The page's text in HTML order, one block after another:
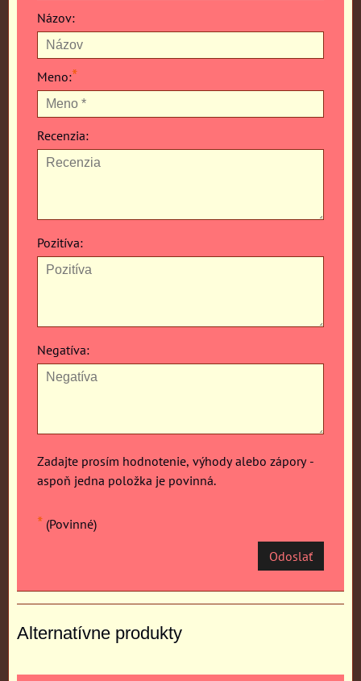
Názov:
Meno:*
Recenzia:
Pozitíva:
Negatíva:
Zadajte prosím hodnotenie, výhody alebo zápory -
aspoň jedna položka je povinná.
* (Povinné)
Odoslať
Alternatívne produkty